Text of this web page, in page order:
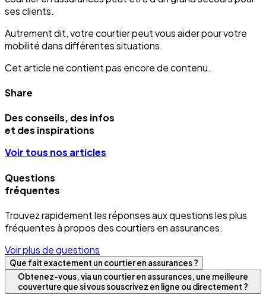
ses clients.
Autrement dit, votre courtier peut vous aider pour votre
mobilité dans différentes situations.
Cet article ne contient pas encore de contenu.
Share
Des conseils, des infos
et des inspirations
Voir tous nos articles
Questions
fréquentes
Trouvez rapidement les réponses aux questions les plus
fréquentes à propos des courtiers en assurances.
Voir plus de questions
Que fait exactement un courtier en assurances ?
Obtenez-vous, via un courtier en assurances, une meilleure
couverture que si vous souscrivez en ligne ou directement ?